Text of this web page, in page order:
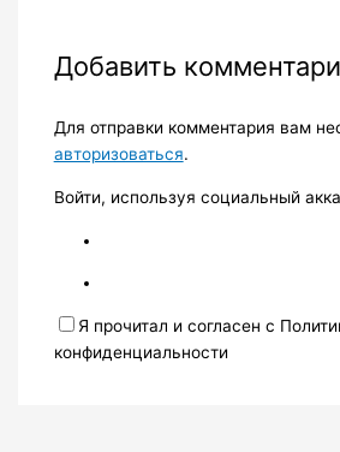
Добавить
Для отправки комментария вам
авторизоваться.
Войти, используя социальный
Я прочитал и согласен с
конфиденциальности